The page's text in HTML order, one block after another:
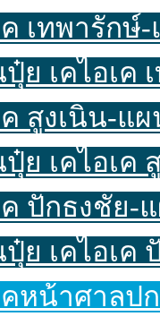
ค เทพารักษ์
ปุ๋ย เคไอเ
ค สูงเนิน-แ
ปุ๋ย เคไอเ
ค ปักธงชัย-
ปุ๋ย เคไอ
คหน้าศาลป